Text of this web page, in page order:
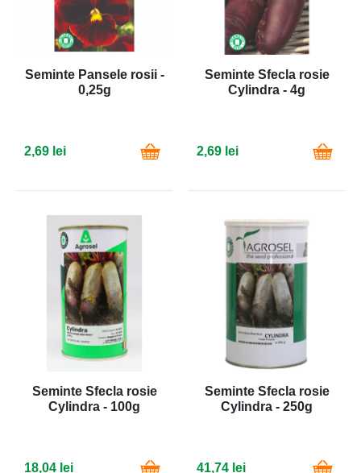
Seminte Pansele rosii -
0,25g
2,69 lei
Seminte Sfecla rosie
Cylindra - 4g
2,69 lei
Seminte Sfecla rosie
Cylindra - 100g
18,04 lei
Seminte Sfecla rosie
Cylindra - 250g
41,74 lei